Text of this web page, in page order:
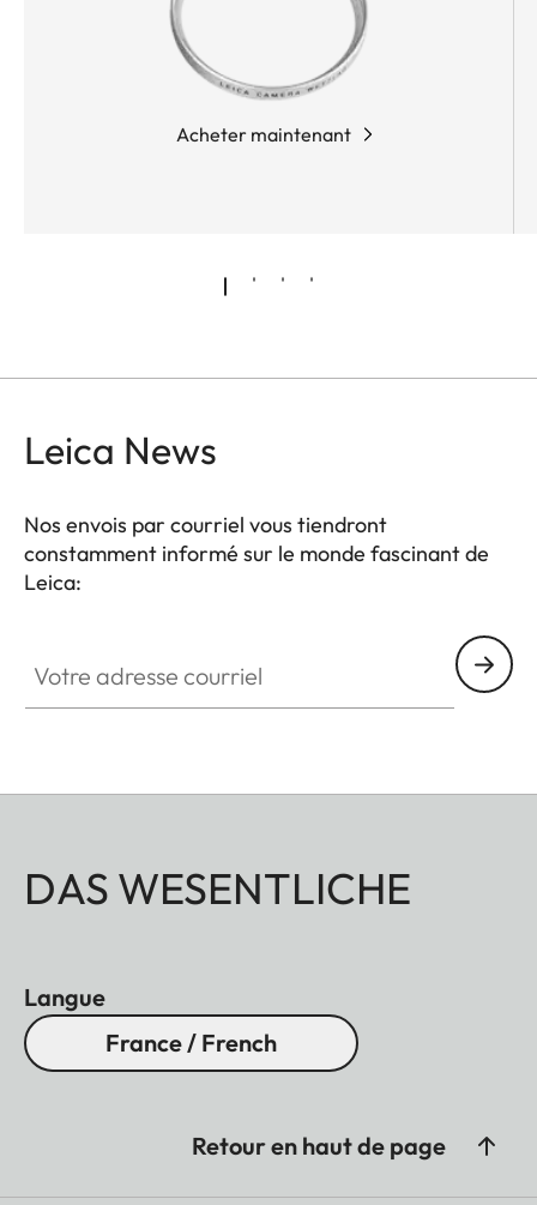
Acheter maintenant
Leica News
Nos envois par courriel vous tiendront
constamment informé sur le monde fascinant de
Leica:
DAS WESENTLICHE
Langue
France / French
Retour en haut de page